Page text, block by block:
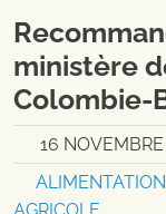
ministère
Colombie-
16